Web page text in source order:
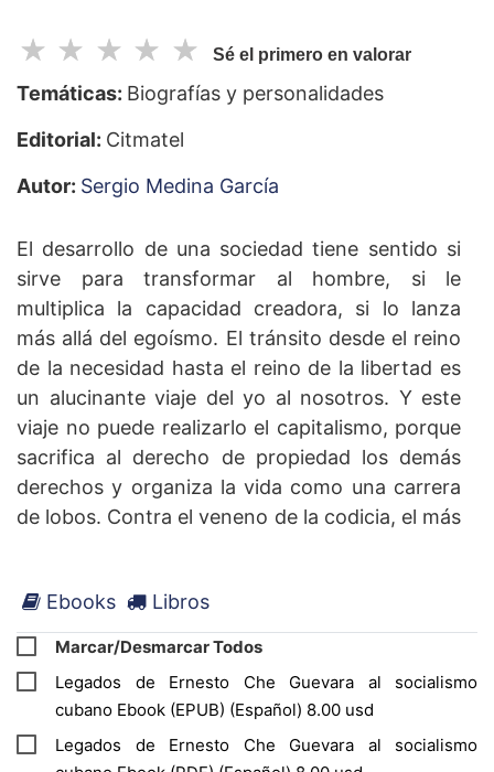
☆
☆
☆
☆
☆ Sé el primero en valorar
Temáticas: Biografías y personalidades
Editorial: Citmatel
Autor: Sergio Medina García
El desarrollo de una sociedad tiene sentido si
sirve para transformar al hombre, si le
multiplica la capacidad creadora, si lo lanza
más allá del egoísmo. El tránsito desde el reino
de la necesidad hasta el reino de la libertad es
un alucinante viaje del yo al nosotros. Y este
viaje no puede realizarlo el capitalismo, porque
sacrifica al derecho de propiedad los demás
derechos y organiza la vida como una carrera
de lobos. Contra el veneno de la codicia, el más
como vivió y murió como murió. Y este es el
sapo vivo que la civilización del consumo no
latinoamericana a un western de colores y
convierta a este héroe de nuestro tiempo en un
mero tiratiros de gatillo alegre, cuya imagen
Ebooks Libros
Marcar/Desmarcar Todos
Legados de Ernesto Che Guevara al socialismo
cubano Ebook (EPUB) (Español) 8.00 usd
Legados de Ernesto Che Guevara al socialismo